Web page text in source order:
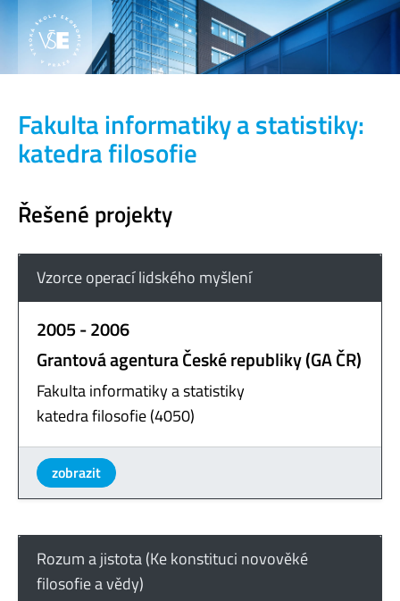
Fakulta informatiky a statistiky:
katedra filosofie
Řešené projekty
Vzorce operací lidského myšlení
2005 - 2006
Grantová agentura České republiky (GA ČR)
Fakulta informatiky a statistiky
katedra filosofie (4050)
zobrazit
Rozum a jistota (Ke konstituci novověké
filosofie a vědy)